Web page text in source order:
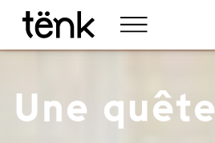
Une quête